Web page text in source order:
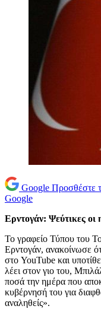
Google Προσθέστε
Google
Ερντογάν: Ψεύτικες οι
Το γραφείο Τύπου του
Ερντογάν, ανακοίνωσε
στο YouTube και
λέει στον γιο του,
ποσά την ημέρα που
κυβέρνησή του για
αναληθείς».